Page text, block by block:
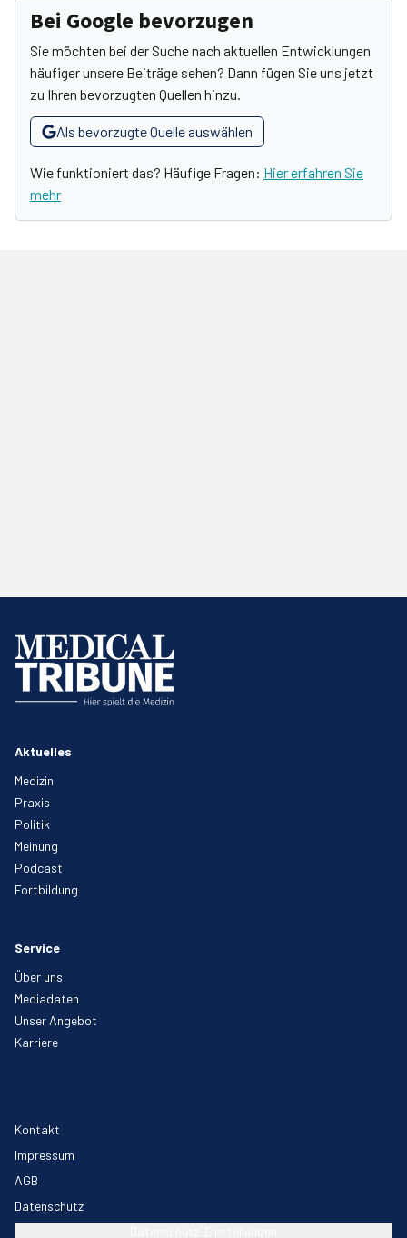
Bei Google bevorzugen
Sie möchten bei der Suche nach aktuellen Entwicklungen
häufiger unsere Beiträge sehen? Dann fügen Sie uns jetzt
zu Ihren bevorzugten Quellen hinzu.
Als bevorzugte Quelle auswählen
Wie funktioniert das? Häufige Fragen: Hier erfahren Sie
mehr
Aktuelles
Medizin
Praxis
Politik
Meinung
Podcast
Fortbildung
Service
Über uns
Mediadaten
Unser Angebot
Karriere
Kontakt
Impressum
AGB
Datenschutz